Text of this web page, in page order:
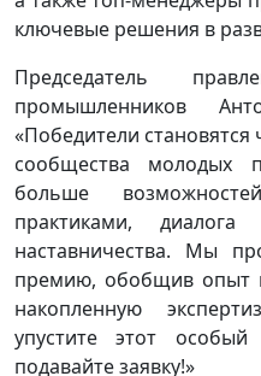
ключевые решения в
Председатель
промышленников
«Победители
сообщества молодых
больше
практиками,
наставничества. Мы
премию, обобщив опыт
накопленную
упустите этот
подавайте заявку!»